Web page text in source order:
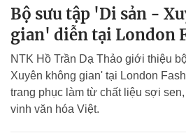
Bộ sưu tập 'Di sản -
gian' diễn tại London
NTK Hồ Trần Dạ Thảo giới thiệu
Xuyên không gian' tại London
trang phục làm từ chất liệu sợi
vinh văn hóa Việt.